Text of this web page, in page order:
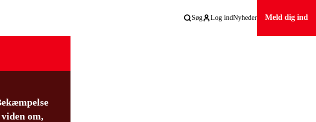
Søg Log indNyheder Meld dig ind
om,